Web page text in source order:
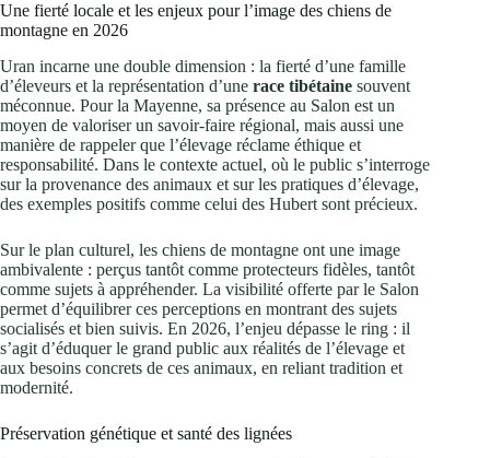
Une fierté locale et les enjeux pour l’image des chiens de
montagne en 2026
Uran incarne une double dimension : la fierté d’une famille
d’éleveurs et la représentation d’une race tibétaine souvent
méconnue. Pour la Mayenne, sa présence au Salon est un
moyen de valoriser un savoir‑faire régional, mais aussi une
manière de rappeler que l’élevage réclame éthique et
responsabilité. Dans le contexte actuel, où le public s’interroge
sur la provenance des animaux et sur les pratiques d’élevage,
des exemples positifs comme celui des Hubert sont précieux.
Sur le plan culturel, les chiens de montagne ont une image
ambivalente : perçus tantôt comme protecteurs fidèles, tantôt
comme sujets à appréhender. La visibilité offerte par le Salon
permet d’équilibrer ces perceptions en montrant des sujets
socialisés et bien suivis. En 2026, l’enjeu dépasse le ring : il
s’agit d’éduquer le grand public aux réalités de l’élevage et
aux besoins concrets de ces animaux, en reliant tradition et
modernité.
Préservation génétique et santé des lignées